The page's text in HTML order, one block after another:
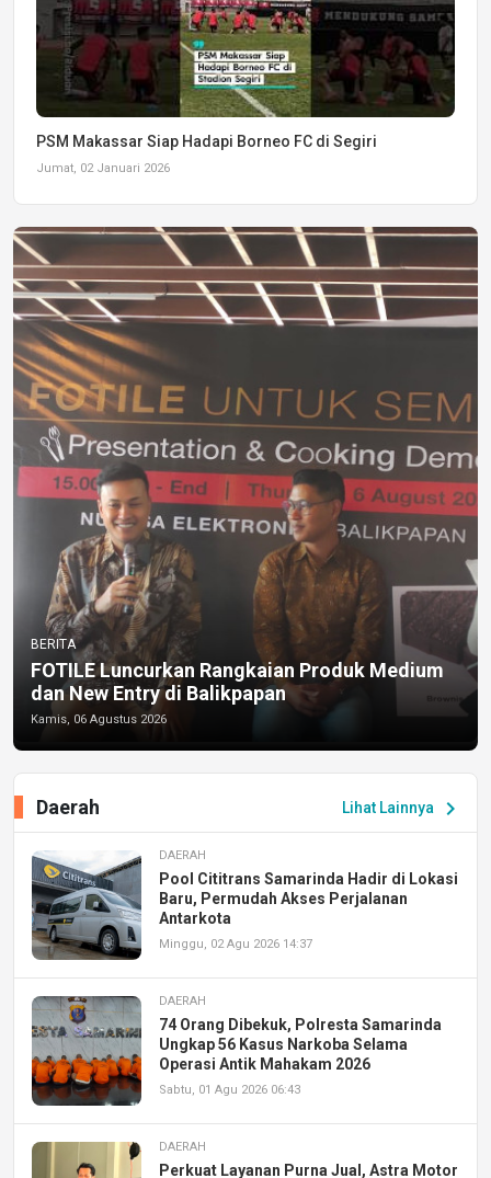
PSM Makassar Siap Hadapi Borneo FC di Segiri
Jumat, 02 Januari 2026
BERITA
FOTILE Luncurkan Rangkaian Produk Medium
dan New Entry di Balikpapan
Kamis, 06 Agustus 2026
Lihat Lainnya chevron_right
Daerah
DAERAH
Pool Cititrans Samarinda Hadir di Lokasi
Baru, Permudah Akses Perjalanan
Antarkota
Minggu, 02 Agu 2026 14:37
DAERAH
74 Orang Dibekuk, Polresta Samarinda
Ungkap 56 Kasus Narkoba Selama
Operasi Antik Mahakam 2026
Sabtu, 01 Agu 2026 06:43
DAERAH
Perkuat Layanan Purna Jual, Astra Motor